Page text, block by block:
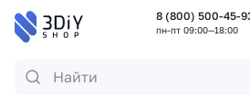
8 (800) 500-45-
пн-пт 09:00—18:00